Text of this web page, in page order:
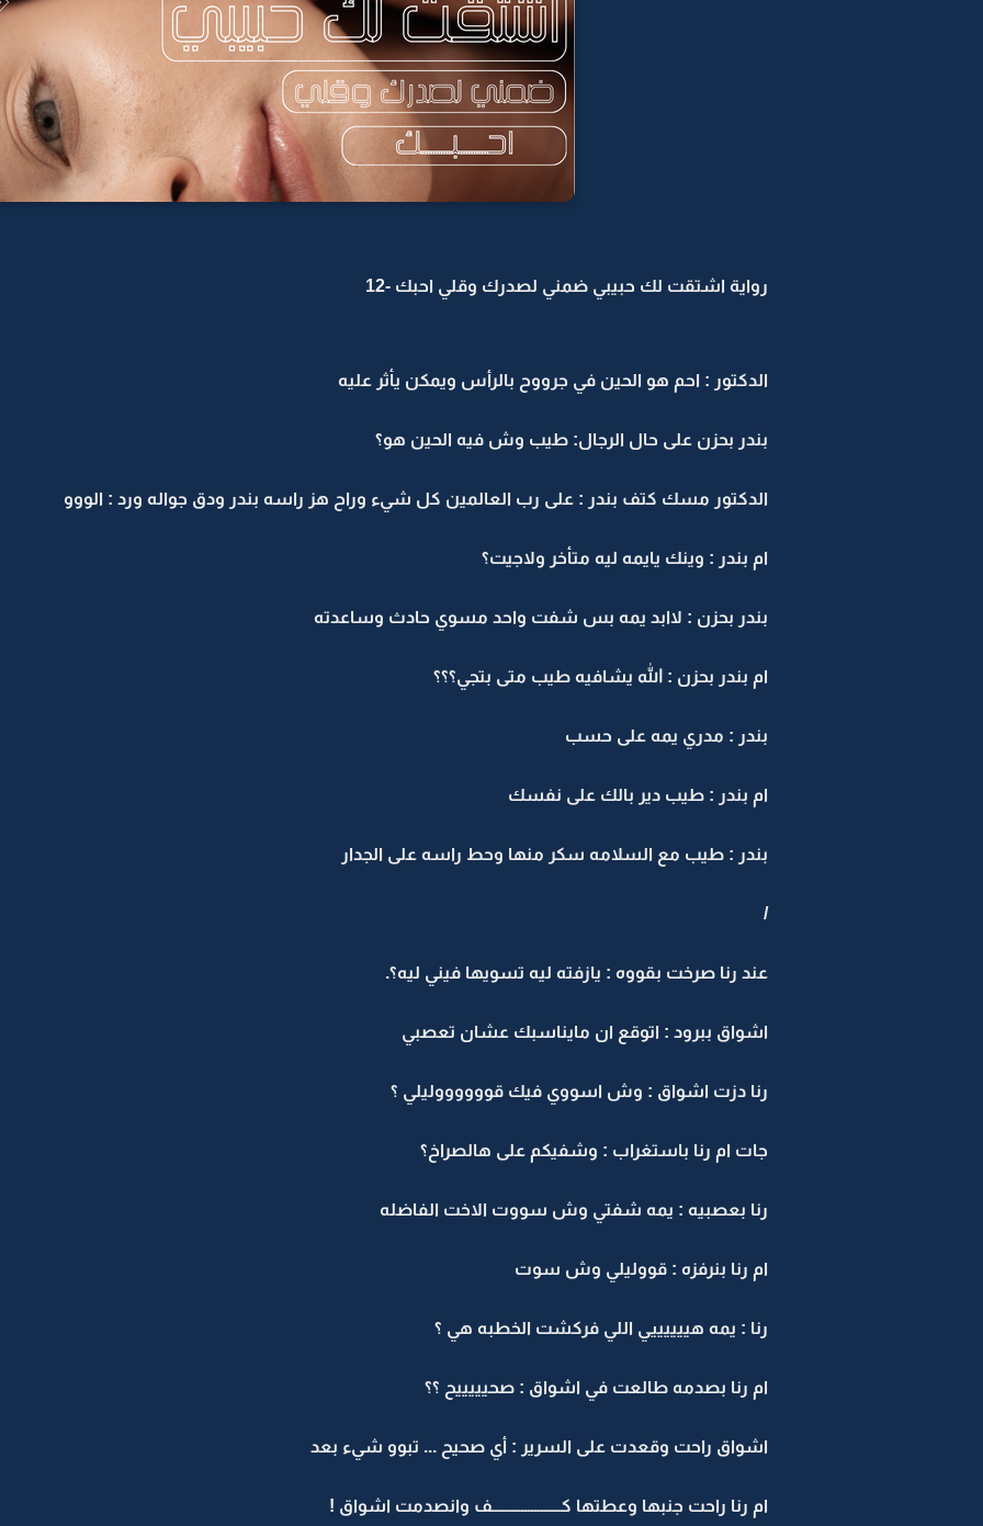
رواية اشتقت لك حبيبي ضمني لصدرك وقلي احبك -12
الدكتور : احم هو الحين في جرووح بالرأس ويمكن يأثر عليه
بندر بحزن على حال الرجال: طيب وش فيه الحين هو؟
الدكتور مسك كتف بندر : على رب العالمين كل شيء وراح هز راسه بندر ودق جواله ورد : الووو
ام بندر : وينك يايمه ليه متأخر ولاجيت؟
بندر بحزن : لاابد يمه بس شفت واحد مسوي حادث وساعدته
ام بندر بحزن : الله يشافيه طيب متى بتجي؟؟؟
بندر : مدري يمه على حسب
ام بندر : طيب دير بالك على نفسك
بندر : طيب مع السلامه سكر منها وحط راسه على الجدار
/
عند رنا صرخت بقووه : يازفته ليه تسويها فيني ليه؟.
اشواق ببرود : اتوقع ان مايناسبك عشان تعصبي
رنا دزت اشواق : وش اسووي فيك قووووووليلي ؟
جات ام رنا باستغراب : وشفيكم على هالصراخ؟
رنا بعصبيه : يمه شفتي وش سووت الاخت الفاضله
ام رنا بنرفزه : قووليلي وش سوت
رنا : يمه هييييييي اللي فركشت الخطبه هي ؟
ام رنا بصدمه طالعت في اشواق : صحيييييح ؟؟
اشواق راحت وقعدت على السرير : أي صحيح ... تبوو شيء بعد
ام رنا راحت جنبها وعطتها كـــــــــــــــــــــف وانصدمت اشواق !